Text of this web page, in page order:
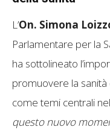
L’On. Simona
Parlamentare per la
ha sottolineato
promuovere la sanità
come temi centrali
questo nuovo